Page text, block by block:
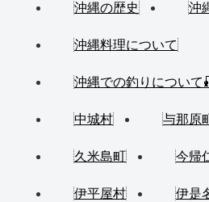
沖縄の歴史 沖
沖縄料理について
沖縄での釣りについて
中城村 与那原
久米島町 今帰
伊平屋村 伊是